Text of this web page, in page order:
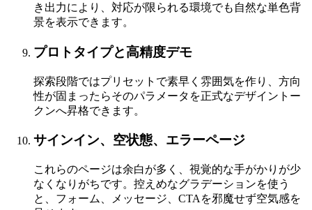
き出力により、対応が限られる環境でも自然な単色背
景を表示できます。
プロトタイプと高精度デモ
探索段階ではプリセットで素早く雰囲気を作り、方向
性が固まったらそのパラメータを正式なデザイントー
クンへ昇格できます。
サインイン、空状態、エラーページ
これらのページは余白が多く、視覚的な手がかりが少
なくなりがちです。控えめなグラデーションを使う
と、フォーム、メッセージ、CTAを邪魔せず空気感を